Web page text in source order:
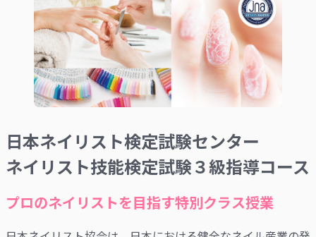
日本ネイリスト検定試験センター
ネイリスト技能検定試験３級指導コース
プロのネイリストを目指す特別クラス授業